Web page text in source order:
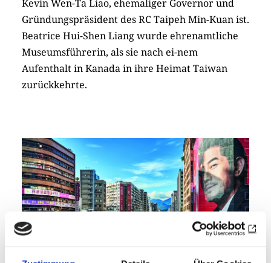
Kevin Wen-Ta Liao, ehemaliger Governor und
Gründungspräsident des RC Taipeh Min-Kuan ist.
Beatrice Hui-Shen Liang wurde ehrenamtliche
Museumsführerin, als sie nach ei-nem
Aufenthalt in Kanada in ihre Heimat Taiwan
zurückkehrte.